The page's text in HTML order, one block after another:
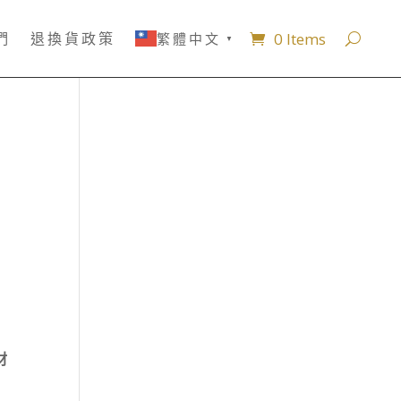
退換貨政策 繁體中文 ▼ 0 Items